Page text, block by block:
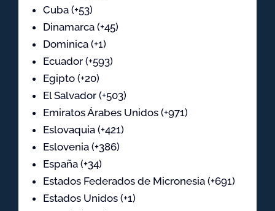
Cuba (+53)
Dinamarca (+45)
Dominica (+1)
Ecuador (+593)
Egipto (+20)
El Salvador (+503)
Emiratos Árabes Unidos (+971)
Eslovaquia (+421)
Eslovenia (+386)
España (+34)
Estados Federados de Micronesia (+691)
Estados Unidos (+1)